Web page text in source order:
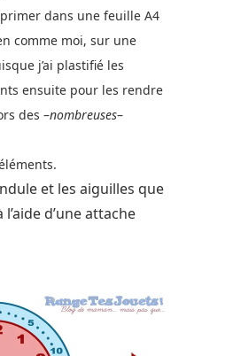
dans une feuille A4
comme moi, sur une
j’ai plastifié les
ensuite pour les rendre
des –nombreuses–
et les aiguilles que
l’aide d’une attache